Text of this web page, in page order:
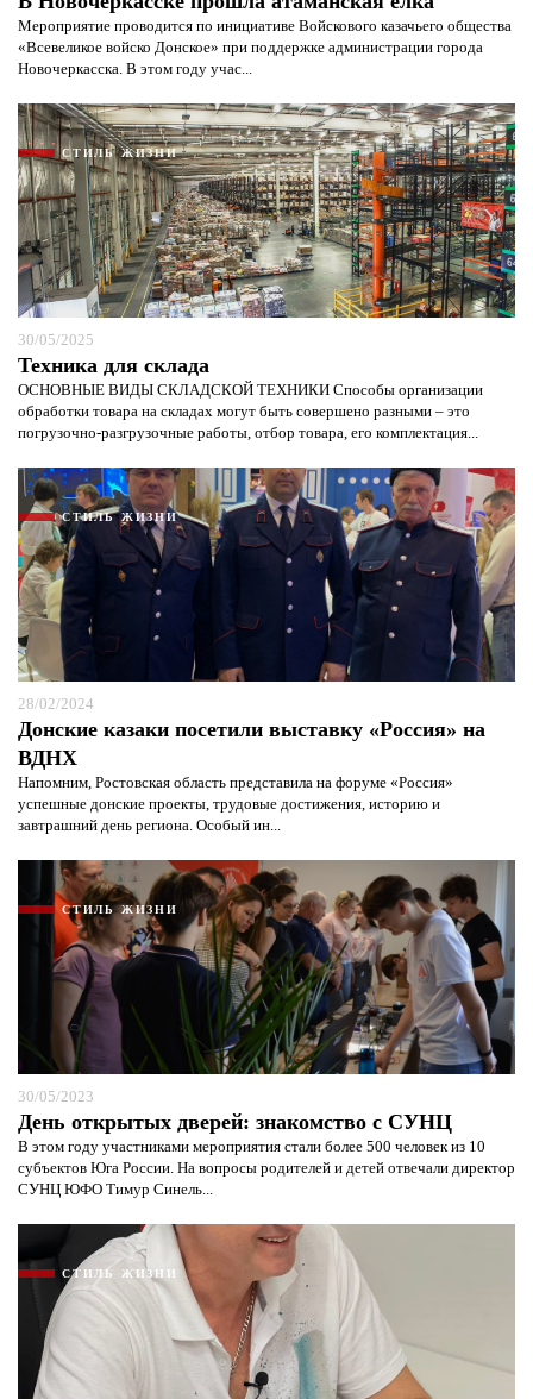
Мероприятие проводится по инициативе Войскового казачьего общества
«Всевеликое войско Донское» при поддержке администрации города
Новочеркасска. В этом году учас...
СТИЛЬ ЖИЗНИ
30/05/2025
Техника для склада
ОСНОВНЫЕ ВИДЫ СКЛАДСКОЙ ТЕХНИКИ Способы организации
обработки товара на складах могут быть совершено разными – это
погрузочно-разгрузочные работы, отбор товара, его комплектация...
СТИЛЬ ЖИЗНИ
28/02/2024
Донские казаки посетили выставку «Россия» на
ВДНХ
Напомним, Ростовская область представила на форуме «Россия»
успешные донские проекты, трудовые достижения, историю и
завтрашний день региона. Особый ин...
СТИЛЬ ЖИЗНИ
30/05/2023
День открытых дверей: знакомство с СУНЦ
В этом году участниками мероприятия стали более 500 человек из 10
субъектов Юга России. На вопросы родителей и детей отвечали директор
СУНЦ ЮФО Тимур Синель...
СТИЛЬ ЖИЗНИ
Я согласен с
защиты информации*
Я согласен с политикой конфиденциальности и